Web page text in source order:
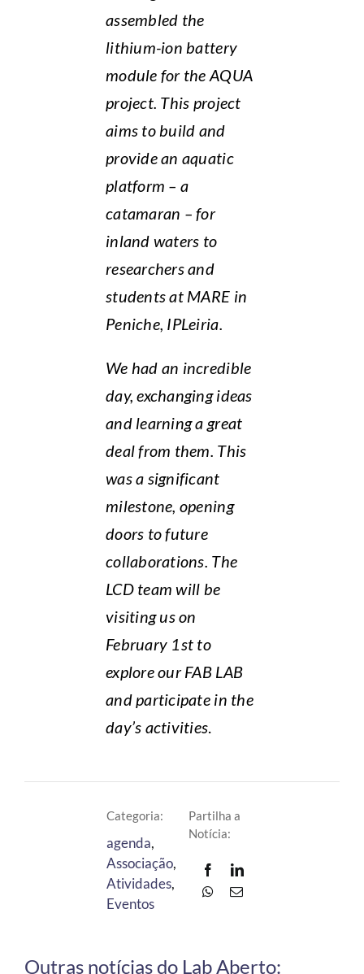
assembled the
lithium-ion battery
module for the AQUA
project. This project
aims to build and
provide an aquatic
platform – a
catamaran – for
inland waters to
researchers and
students at MARE in
Peniche, IPLeiria.
We had an incredible
day, exchanging ideas
and learning a great
deal from them. This
was a significant
milestone, opening
doors to future
collaborations. The
LCD team will be
visiting us on
February 1st to
explore our FAB LAB
and participate in the
day’s activities.
Categoria:
agenda,
Associação,
Atividades,
Eventos
Partilha a
Notícia:
Outras notícias do Lab Aberto: